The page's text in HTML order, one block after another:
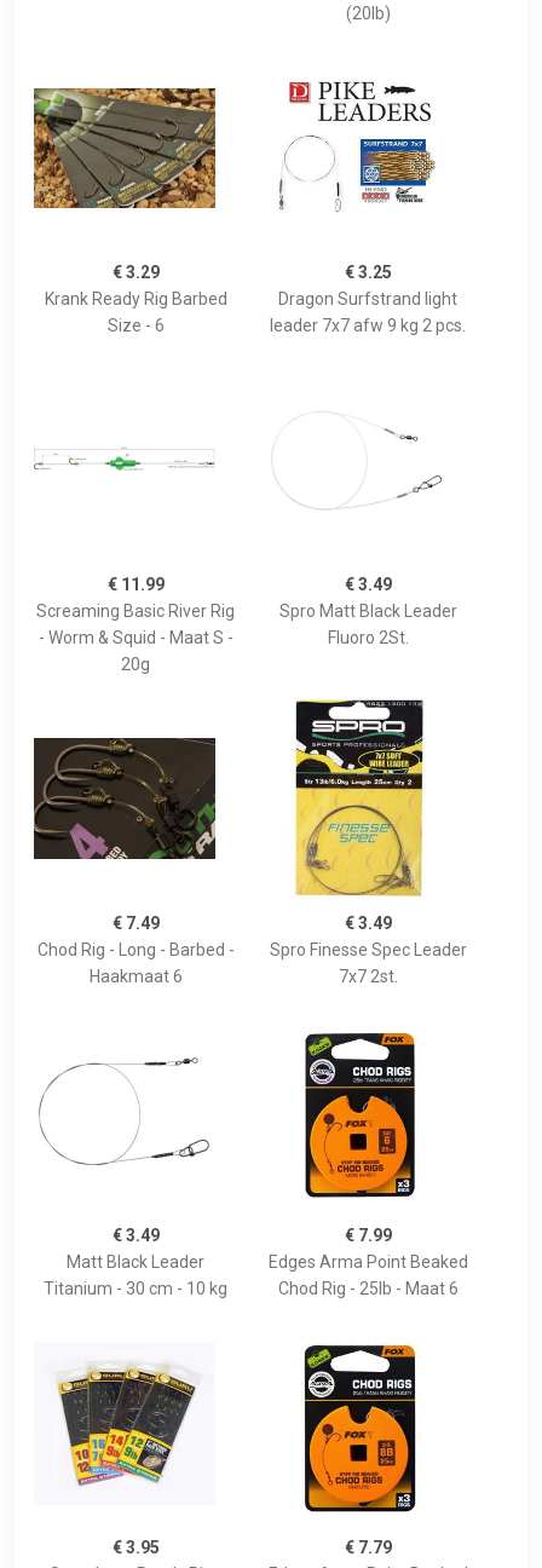
(20lb)
€ 3.29
Krank Ready Rig Barbed
Size - 6
€ 3.25
Dragon Surfstrand light
leader 7x7 afw 9 kg 2 pcs.
€ 11.99
Screaming Basic River Rig
- Worm & Squid - Maat S -
20g
€ 3.49
Spro Matt Black Leader
Fluoro 2St.
€ 7.49
Chod Rig - Long - Barbed -
Haakmaat 6
€ 3.49
Spro Finesse Spec Leader
7x7 2st.
€ 3.49
Matt Black Leader
Titanium - 30 cm - 10 kg
€ 7.99
Edges Arma Point Beaked
Chod Rig - 25lb - Maat 6
€ 3.95
€ 7.79